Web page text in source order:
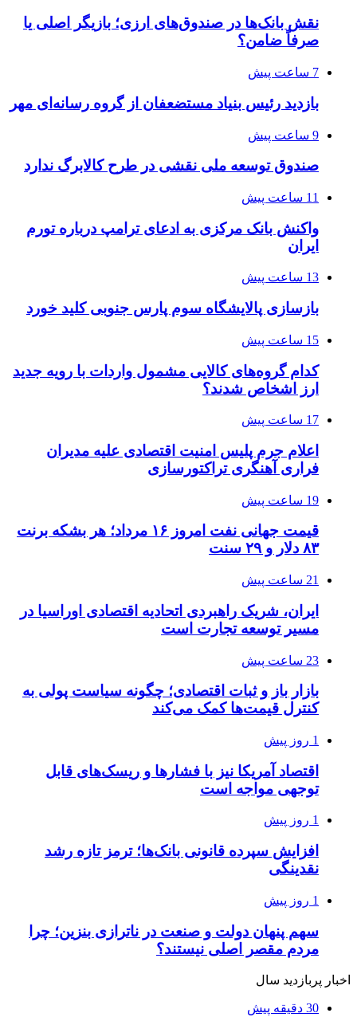
نقش بانک‌ها در صندوق‌های ارزی؛ بازیگر اصلی یا
صرفاً ضامن؟
7 ساعت پیش
بازدید رئیس بنیاد مستضعفان از گروه رسانه‌ای مهر
9 ساعت پیش
صندوق توسعه ملی نقشی در طرح کالابرگ ندارد
11 ساعت پیش
واکنش بانک مرکزی به ادعای ترامپ درباره تورم
ایران
13 ساعت پیش
بازسازی پالایشگاه سوم پارس جنوبی کلید خورد
15 ساعت پیش
کدام گروه‌های کالایی مشمول واردات با رویه جدید
ارز اشخاص شدند؟
17 ساعت پیش
اعلام جرم پلیس امنیت اقتصادی علیه مدیران
فراری آهنگری تراکتورسازی
19 ساعت پیش
قیمت جهانی نفت امروز ۱۶ مرداد؛ هر بشکه برنت
۸۳ دلار و ۲۹ سنت
21 ساعت پیش
ایران، شریک راهبردی اتحادیه اقتصادی اوراسیا در
مسیر توسعه تجارت است
23 ساعت پیش
بازار باز و ثبات اقتصادی؛ چگونه سیاست پولی به
کنترل قیمت‌ها کمک می‌کند
1 روز پیش
اقتصاد آمریکا نیز با فشارها و ریسک‌های قابل
توجهی مواجه است
1 روز پیش
افزایش سپرده قانونی بانک‌ها؛ ترمز تازه رشد
نقدینگی
1 روز پیش
سهم پنهان دولت و صنعت در ناترازی بنزین؛ چرا
مردم مقصر اصلی نیستند؟
اخبار پربازدید سال
30 دقیقه پیش